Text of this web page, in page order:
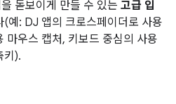
돋보이게 만들 수 있는 고급 입
(예: DJ 앱의 크로스페이더로 사용
마우스 캡처, 키보드 중심의 사용
키).